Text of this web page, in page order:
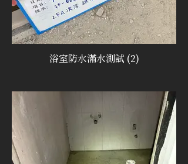
浴室防水滿水測試 (2)